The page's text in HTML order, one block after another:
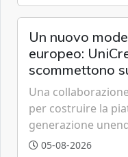
Un nuovo
europeo:
scommettono
tecnologica
Una
per costruire la
generazione
artificiale.
05-08-2026